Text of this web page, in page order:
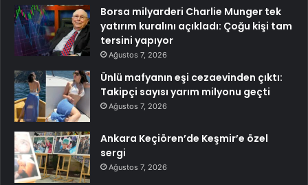
Borsa milyarderi Charlie Munger tek
yatırım kuralını açıkladı: Çoğu kişi tam
tersini yapıyor
Ağustos 7, 2026
Ünlü mafyanın eşi cezaevinden çıktı:
Takipçi sayısı yarım milyonu geçti
Ağustos 7, 2026
Ankara Keçiören’de Keşmir’e özel
sergi
Ağustos 7, 2026